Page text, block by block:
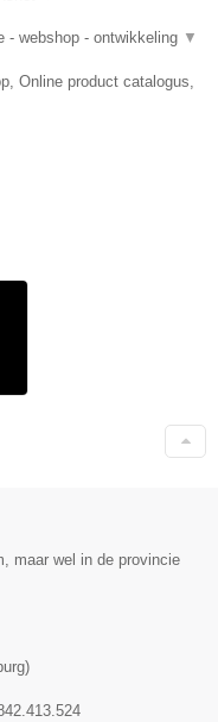
- webshop - ontwikkeling ▼
Online product catalogus,
maar wel in de provincie
)